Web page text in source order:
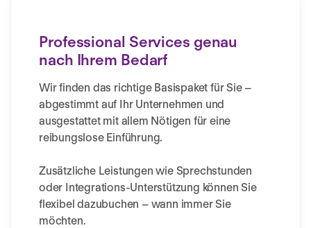
Professional Services genau
nach Ihrem Bedarf
Wir finden das richtige Basispaket für Sie –
abgestimmt auf Ihr Unternehmen und
ausgestattet mit allem Nötigen für eine
reibungslose Einführung.
Zusätzliche Leistungen wie Sprechstunden
oder Integrations-Unterstützung können Sie
flexibel dazubuchen – wann immer Sie
möchten.